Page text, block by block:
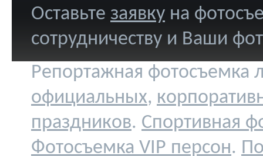
Оставьте заявку на
сотрудничеству и Ваши
Репортажная фотосъемка
официальных,
праздников. Спортивная
Фотосъемка VIP персон.